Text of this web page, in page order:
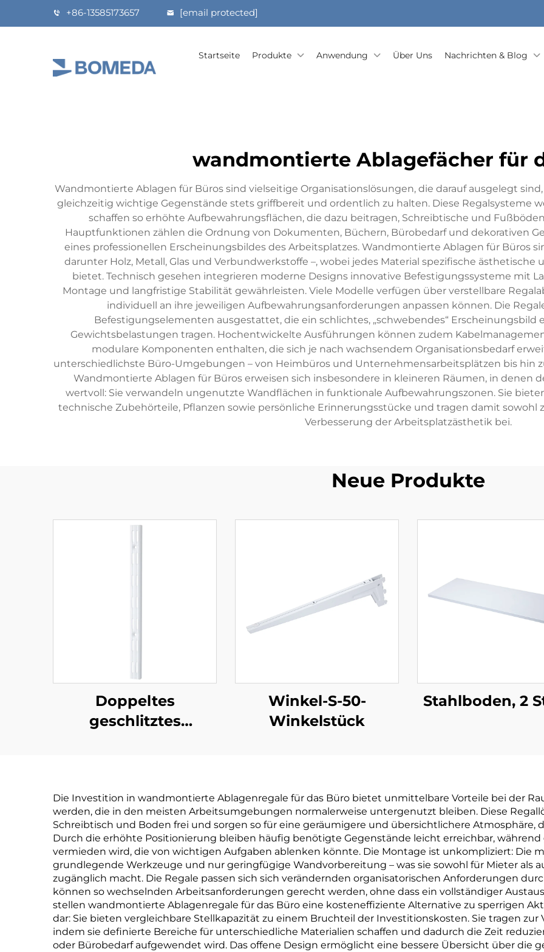
+86-13585173657 [email protected]
Startseite Produkte Anwendung Über Uns Nachrichten & Blog
wandmontierte Ablagefächer für
Wandmontierte Ablagen für Büros sind vielseitige Organisationslösungen, die darauf ausgelegt
gleichzeitig wichtige Gegenstände stets griffbereit und ordentlich zu halten. Diese Regalsysteme
schaffen so erhöhte Aufbewahrungsflächen, die dazu beitragen, Schreibtische und
Hauptfunktionen zählen die Ordnung von Dokumenten, Büchern, Bürobedarf und dekorativen
eines professionellen Erscheinungsbildes des Arbeitsplatzes. Wandmontierte Ablagen für Büros
darunter Holz, Metall, Glas und Verbundwerkstoffe –, wobei jedes Material spezifische
bietet. Technisch gesehen integrieren moderne Designs innovative Befestigungssysteme mit
Montage und langfristige Stabilität gewährleisten. Viele Modelle verfügen über verstellbare
individuell an ihre jeweiligen Aufbewahrungsanforderungen anpassen können. Die
Befestigungselementen ausgestattet, die ein schlichtes, „schwebendes“
Gewichtsbelastungen tragen. Hochentwickelte Ausführungen können zudem
modulare Komponenten enthalten, die sich je nach wachsendem Organisationsbedarf
unterschiedlichste Büro-Umgebungen – von Heimbüros und Unternehmensarbeitsplätzen bis hin
Wandmontierte Ablagen für Büros erweisen sich insbesondere in kleineren Räumen, in denen
wertvoll: Sie verwandeln ungenutzte Wandflächen in funktionale Aufbewahrungszonen. Sie
technische Zubehörteile, Pflanzen sowie persönliche Erinnerungsstücke und tragen damit sowohl
Verbesserung der Arbeitsplatzästhetik bei.
Neue Produkte
Doppeltes
geschlitztes
Winkel-S-50-
Winkelstück
Stahlboden, 2
Die Investition in wandmontierte Ablagenregale für das Büro bietet unmittelbare Vorteile bei der
werden, die in den meisten Arbeitsumgebungen normalerweise untergenutzt bleiben. Diese
Schreibtisch und Boden frei und sorgen so für eine geräumigere und übersichtlichere
Durch die erhöhte Positionierung bleiben häufig benötigte Gegenstände leicht erreichbar,
vermieden wird, die von wichtigen Aufgaben ablenken könnte. Die Montage ist unkompliziert: Die
grundlegende Werkzeuge und nur geringfügige Wandvorbereitung – was sie sowohl für Mieter als
zugänglich macht. Die Regale passen sich sich verändernden organisatorischen Anforderungen
können so wechselnden Arbeitsanforderungen gerecht werden, ohne dass ein vollständiger
stellen wandmontierte Ablagenregale für das Büro eine kosteneffiziente Alternative zu sperrigen
dar: Sie bieten vergleichbare Stellkapazität zu einem Bruchteil der Investitionskosten. Sie tragen zur
indem sie definierte Bereiche für unterschiedliche Materialien schaffen und dadurch die Zeit
oder Bürobedarf aufgewendet wird. Das offene Design ermöglicht eine bessere Übersicht über die